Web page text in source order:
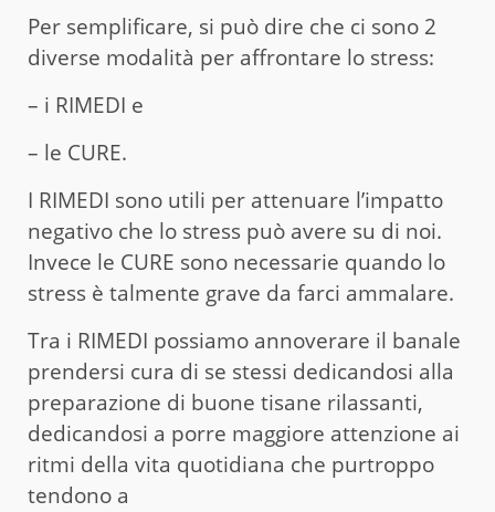
Per semplificare, si può dire che ci sono 2
diverse modalità per affrontare lo stress:
– i RIMEDI e
– le CURE.
I RIMEDI sono utili per attenuare l’impatto
negativo che lo stress può avere su di noi.
Invece le CURE sono necessarie quando lo
stress è talmente grave da farci ammalare.
Tra i RIMEDI possiamo annoverare il banale
prendersi cura di se stessi dedicandosi alla
preparazione di buone tisane rilassanti,
dedicandosi a porre maggiore attenzione ai
ritmi della vita quotidiana che purtroppo
tendono a